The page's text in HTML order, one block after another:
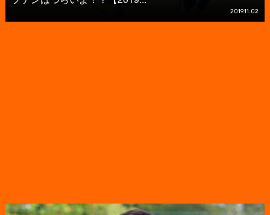
2019.11.02